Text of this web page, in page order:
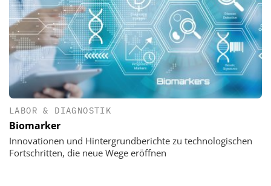
LABOR & DIAGNOSTIK
Biomarker
Innovationen und Hintergrundberichte zu technologischen
Fortschritten, die neue Wege eröffnen